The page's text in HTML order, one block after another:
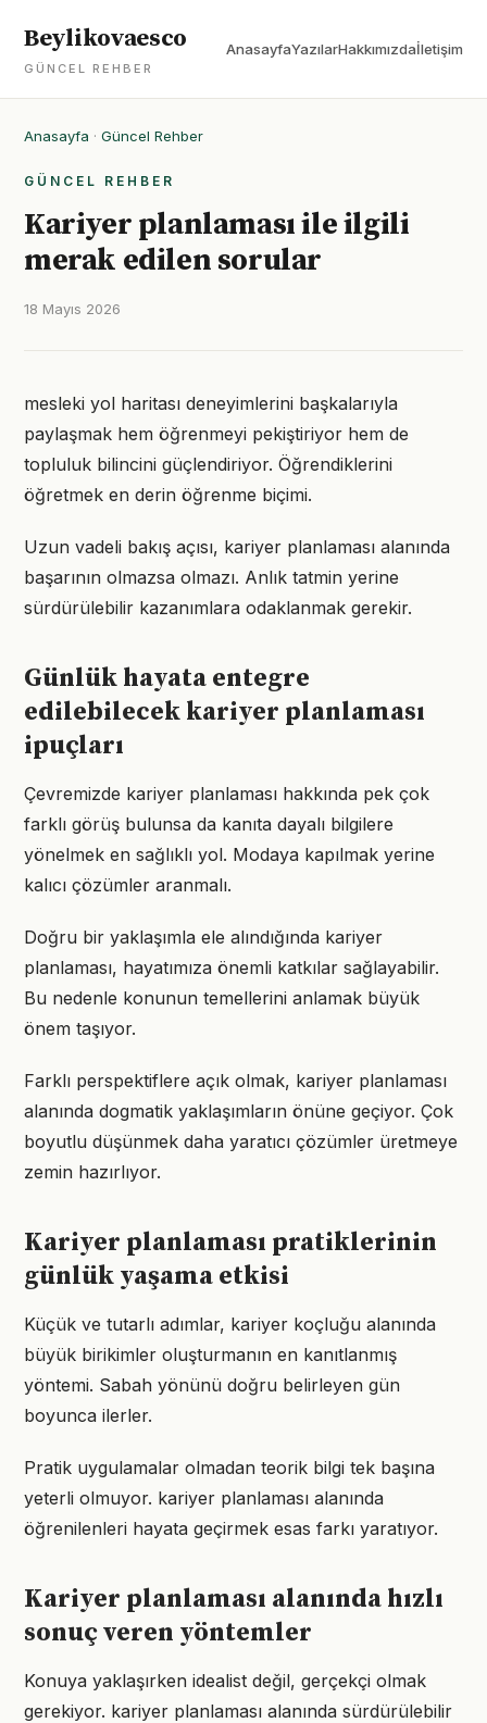
Beylikovaesco
GÜNCEL REHBER
AnasayfaYazılarHakkımızdaİletişim
Anasayfa · Güncel Rehber
GÜNCEL REHBER
Kariyer planlaması ile ilgili
merak edilen sorular
18 Mayıs 2026
mesleki yol haritası deneyimlerini başkalarıyla
paylaşmak hem öğrenmeyi pekiştiriyor hem de
topluluk bilincini güçlendiriyor. Öğrendiklerini
öğretmek en derin öğrenme biçimi.
Uzun vadeli bakış açısı, kariyer planlaması alanında
başarının olmazsa olmazı. Anlık tatmin yerine
sürdürülebilir kazanımlara odaklanmak gerekir.
Günlük hayata entegre
edilebilecek kariyer planlaması
ipuçları
Çevremizde kariyer planlaması hakkında pek çok
farklı görüş bulunsa da kanıta dayalı bilgilere
yönelmek en sağlıklı yol. Modaya kapılmak yerine
kalıcı çözümler aranmalı.
Doğru bir yaklaşımla ele alındığında kariyer
planlaması, hayatımıza önemli katkılar sağlayabilir.
Bu nedenle konunun temellerini anlamak büyük
önem taşıyor.
Farklı perspektiflere açık olmak, kariyer planlaması
alanında dogmatik yaklaşımların önüne geçiyor. Çok
boyutlu düşünmek daha yaratıcı çözümler üretmeye
zemin hazırlıyor.
Kariyer planlaması pratiklerinin
günlük yaşama etkisi
Küçük ve tutarlı adımlar, kariyer koçluğu alanında
büyük birikimler oluşturmanın en kanıtlanmış
yöntemi. Sabah yönünü doğru belirleyen gün
boyunca ilerler.
Pratik uygulamalar olmadan teorik bilgi tek başına
yeterli olmuyor. kariyer planlaması alanında
öğrenilenleri hayata geçirmek esas farkı yaratıyor.
Kariyer planlaması alanında hızlı
sonuç veren yöntemler
Konuya yaklaşırken idealist değil, gerçekçi olmak
gerekiyor. kariyer planlaması alanında sürdürülebilir